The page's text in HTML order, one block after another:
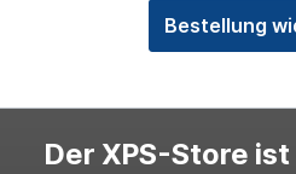
Bestellung
Der XPS-Store